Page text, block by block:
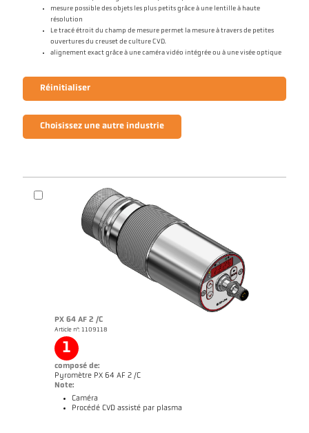
mesure possible des objets les plus petits grâce à une lentille à haute
résolution
Le tracé étroit du champ de mesure permet la mesure à travers de petites
ouvertures du creuset de culture CVD.
alignement exact grâce à une caméra vidéo intégrée ou à une visée optique
Réinitialiser
Choisissez une autre industrie
PX 64 AF 2 /C
Article n°: 1109118
1
composé de:
Pyromètre PX 64 AF 2 /C
Note:
Caméra
Procédé CVD assisté par plasma